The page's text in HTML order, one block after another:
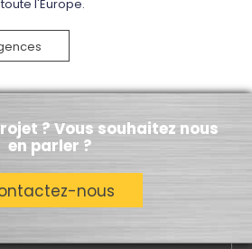
l'Europe.
? Vous souhaitez nous
en parler ?
nous